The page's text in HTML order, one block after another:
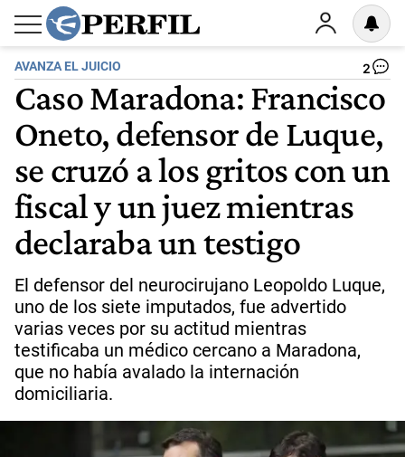
AVANZA EL JUICIO 2
Caso Maradona: Francisco
Oneto, defensor de Luque,
se cruzó a los gritos con un
fiscal y un juez mientras
declaraba un testigo
El defensor del neurocirujano Leopoldo Luque,
uno de los siete imputados, fue advertido
varias veces por su actitud mientras
testificaba un médico cercano a Maradona,
que no había avalado la internación
domiciliaria.